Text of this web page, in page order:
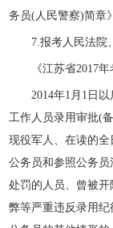
务员(人民警察)简章
7.报考人民法院、
《江苏省2017年
2014年1月1日以
工作人员录用审批(
现役军人、在读的
公务员和参照公务
处罚的人员、曾被
弊等严重违反录用